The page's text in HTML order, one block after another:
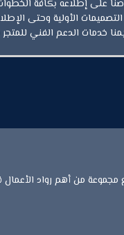
على إطلاعه بكافة
الأولية وحتى
خدمات الدعم الفني للمتجر
مجموعة من أهم رواد